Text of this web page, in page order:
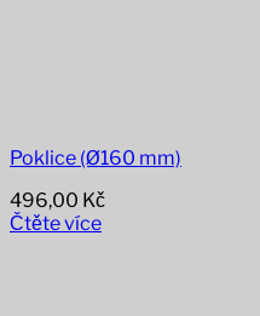
Poklice (Ø160 mm)
496,00 Kč
Čtěte více